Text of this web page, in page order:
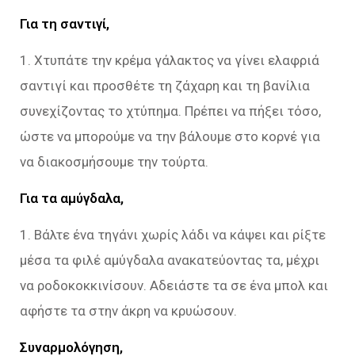
Για τη σαντιγί,
1. Χτυπάτε την κρέμα γάλακτος να γίνει ελαφριά
σαντιγί και προσθέτε τη ζάχαρη και τη βανίλια
συνεχίζοντας το χτύπημα. Πρέπει να πήξει τόσο,
ώστε να μπορούμε να την βάλουμε στο κορνέ για
να διακοσμήσουμε την τούρτα.
Για τα αμύγδαλα,
1. Βάλτε ένα τηγάνι χωρίς λάδι να κάψει και ρίξτε
μέσα τα φιλέ αμύγδαλα ανακατεύοντας τα, μέχρι
να ροδοκοκκινίσουν. Αδειάστε τα σε ένα μπολ και
αφήστε τα στην άκρη να κρυώσουν.
Συναρμολόγηση,